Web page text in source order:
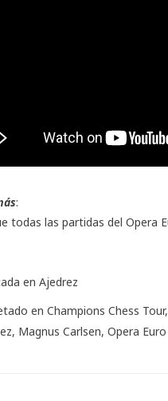
:
todas las partidas del Opera
en Ajedrez
en Champions Chess Tour,
, Magnus Carlsen, Opera